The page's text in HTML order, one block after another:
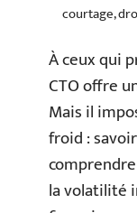
courtage,
À ceux qui
CTO offre
Mais il
froid :
la volatilité